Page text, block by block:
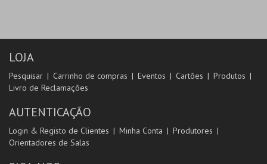
LOJA
Pesquisar Carrinho de compras Eventos Cartões
Produtos
Livro de Reclamações
AUTENTICAÇÃO
Login & Registo de Clientes Minha Conta
Produtores
Orientadores de Salas